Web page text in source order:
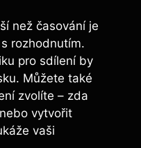
než časování je
rozhodnutím.
pro sdílení by
Můžete také
zvolíte – zda
vytvořit
vaši